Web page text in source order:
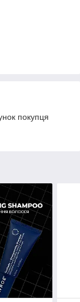
покупця